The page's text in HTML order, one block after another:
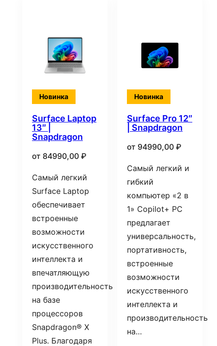
Новинка
Surface Laptop
13″ |
Snapdragon
от 84990,00 ₽
Самый легкий
Surface Laptop
обеспечивает
встроенные
возможности
искусственного
интеллекта и
впечатляющую
производительность
на базе
процессоров
Snapdragon® X
Plus. Благодаря
Новинка
Surface Pro 12″
| Snapdragon
от 94990,00 ₽
Самый легкий и
гибкий
компьютер «2 в
1» Copilot+ PC
предлагает
универсальность,
портативность,
встроенные
возможности
искусственного
интеллекта и
производительность
на…